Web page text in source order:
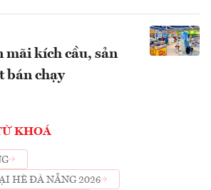
mãi kích cầu, sản
bán chạy
KHOÁ
HÈ ĐÀ NẴNG 2026